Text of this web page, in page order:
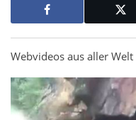
Webvideos aus aller Welt